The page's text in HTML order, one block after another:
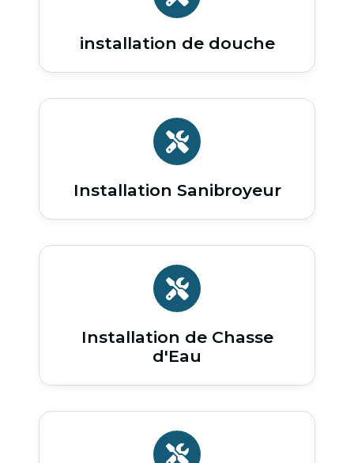
installation de douche
Installation Sanibroyeur
Installation de Chasse
d'Eau